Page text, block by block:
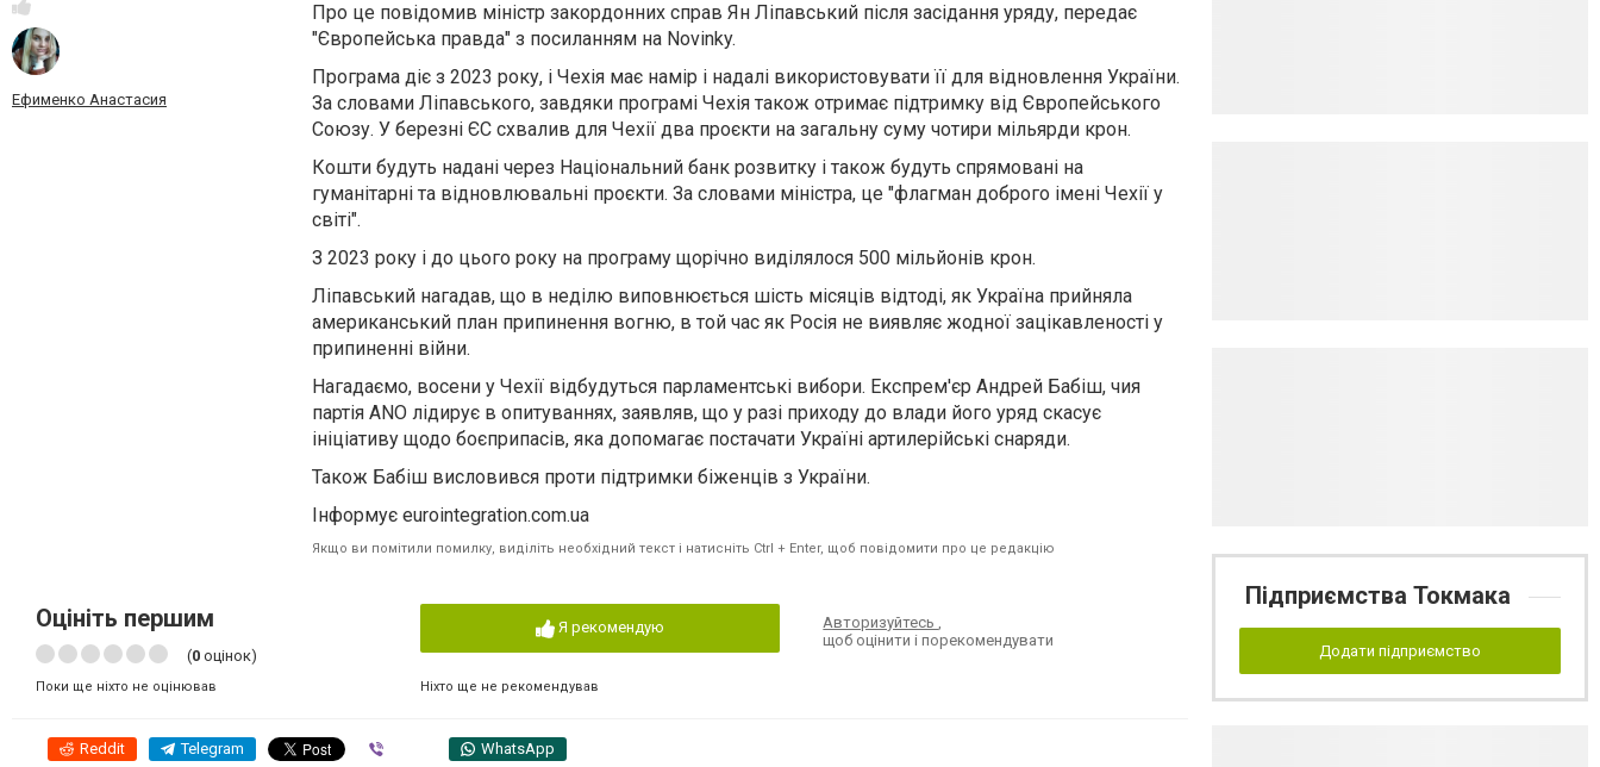
Ефименко Анастасия
Про це повідомив міністр закордонних справ Ян Ліпавський після засідання уряду, передає
"Європейська правда" з посиланням на Novinky.
Програма діє з 2023 року, і Чехія має намір і надалі використовувати її для відновлення України.
За словами Ліпавського, завдяки програмі Чехія також отримає підтримку від Європейського
Союзу. У березні ЄС схвалив для Чехії два проєкти на загальну суму чотири мільярди крон.
Кошти будуть надані через Національний банк розвитку і також будуть спрямовані на
гуманітарні та відновлювальні проєкти. За словами міністра, це "флагман доброго імені Чехії у
світі".
З 2023 року і до цього року на програму щорічно виділялося 500 мільйонів крон.
Ліпавський нагадав, що в неділю виповнюється шість місяців відтоді, як Україна прийняла
американський план припинення вогню, в той час як Росія не виявляє жодної зацікавленості у
припиненні війни.
Нагадаємо, восени у Чехії відбудуться парламентські вибори. Експрем'єр Андрей Бабіш, чия
партія ANO лідирує в опитуваннях, заявляв, що у разі приходу до влади його уряд скасує
ініціативу щодо боєприпасів, яка допомагає постачати Україні артилерійські снаряди.
Також Бабіш висловився проти підтримки біженців з України.
Інформує eurointegration.com.ua
Якщо ви помітили помилку, виділіть необхідний текст і натисніть Ctrl + Enter, щоб повідомити про це редакцію
Оцініть першим
(0 оцінок)
Поки ще ніхто не оцінював
Я рекомендую
Ніхто ще не рекомендував
Авторизуйтесь,
щоб оцінити і порекомендувати
Reddit Telegram WhatsApp
Підприємства Токмака
Додати підприємство